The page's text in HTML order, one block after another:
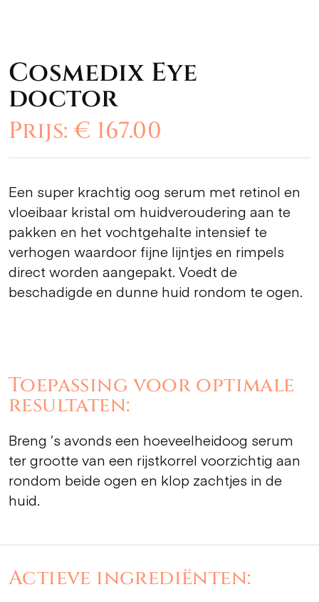
Cosmedix Eye
doctor
Prijs: € 167.00
Een super krachtig oog serum met retinol en
vloeibaar kristal om huidveroudering aan te
pakken en het vochtgehalte intensief te
verhogen waardoor fijne lijntjes en rimpels
direct worden aangepakt. Voedt de
beschadigde en dunne huid rondom te ogen.
Toepassing voor optimale
resultaten:
Breng ’s avonds een hoeveelheidoog serum
ter grootte van een rijstkorrel voorzichtig aan
rondom beide ogen en klop zachtjes in de
huid.
Actieve ingrediënten: